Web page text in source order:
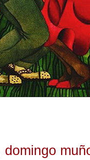
domingo